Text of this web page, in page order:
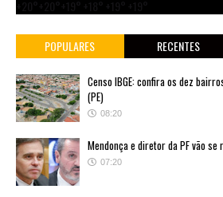
POPULARES RECENTES
Censo IBGE: confira os dez
(PE)
08:20
Mendonça e diretor da PF vão
07:20